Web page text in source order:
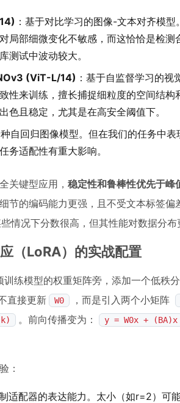
：基于对比学习的图像-文本对齐模
局部细微变化不敏感，而这恰恰是检
测试中波动较大。
(ViT-L/14) ：基于自监督学习的
性来训练，擅长捕捉细粒度的空间结
色且稳定，尤其是在高安全阈值下。
种自回归图像模型。但在我们的任务中
务适配性有重大影响。
关键型应用， 稳定性和鲁棒性优先于峰
节的编码能力更强，且不受文本标签
情况下分数很高，但其性能对数据分
（LoRA）的实战配置
训练模型的权重矩阵旁，添加一个低秩
直接更新 W0
，而是引入两个小矩阵
。前向传播变为： y = W0x + (BA)x
：
制适配器的表达能力。太小（如r=2）可